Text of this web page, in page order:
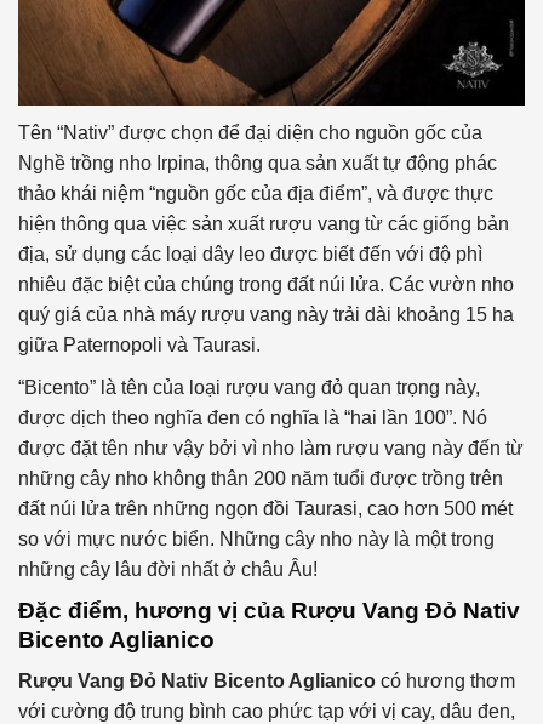
Tên “Nativ” được chọn để đại diện cho nguồn gốc của
Nghề trồng nho Irpina, thông qua sản xuất tự động phác
thảo khái niệm “nguồn gốc của địa điểm”, và được thực
hiện thông qua việc sản xuất rượu vang từ các giống bản
địa, sử dụng các loại dây leo được biết đến với độ phì
nhiêu đặc biệt của chúng trong đất núi lửa. Các vườn nho
quý giá của nhà máy rượu vang này trải dài khoảng 15 ha
giữa Paternopoli và Taurasi.
“Bicento” là tên của loại rượu vang đỏ quan trọng này,
được dịch theo nghĩa đen có nghĩa là “hai lần 100”. Nó
được đặt tên như vậy bởi vì nho làm rượu vang này đến từ
những cây nho không thân 200 năm tuổi được trồng trên
đất núi lửa trên những ngọn đồi Taurasi, cao hơn 500 mét
so với mực nước biển. Những cây nho này là một trong
những cây lâu đời nhất ở châu Âu!
Đặc điểm, hương vị của Rượu Vang Đỏ Nativ
Bicento Aglianico
Rượu Vang Đỏ Nativ Bicento Aglianico có hương thơm
với cường độ trung bình cao phức tạp với vị cay, dâu đen,